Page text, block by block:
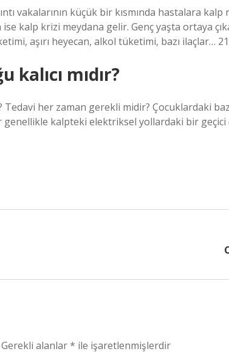
vakalarının küçük bir kısmında hastalara
kalp krizi meydana gelir. Genç yaşta ortaya
aşırı heyecan, alkol tüketimi, bazı ilaçlar…
mıdır?
Tedavi her zaman gerekli midir? Çocuklardaki
genellikle kalpteki elektriksel yollardaki bir
Gerekli alanlar* ile işaretlenmişlerdir